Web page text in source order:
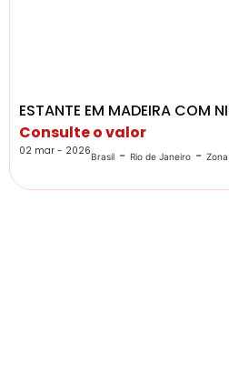
ESTANTE EM MADEIRA COM
Consulte o valor
02 mar - 2026Brasil - Rio de Janeiro -